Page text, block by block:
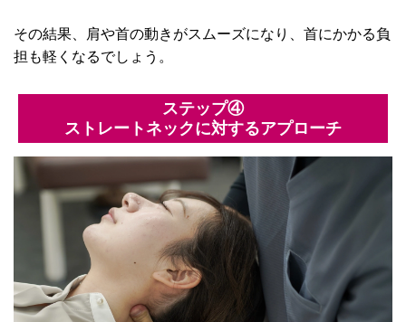
その結果、肩や首の動きがスムーズになり、首にかかる負
担も軽くなるでしょう。
ステップ④
ストレートネックに対するアプローチ